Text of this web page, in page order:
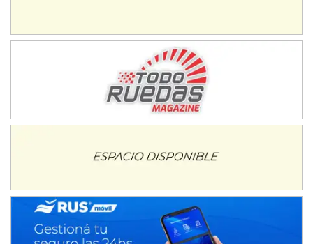
NORESTE SANTAFESINO - F6
SUR SANTAFESINO - F4
Rufino (Santa Fe)
Juan Navarro (Asfalto)